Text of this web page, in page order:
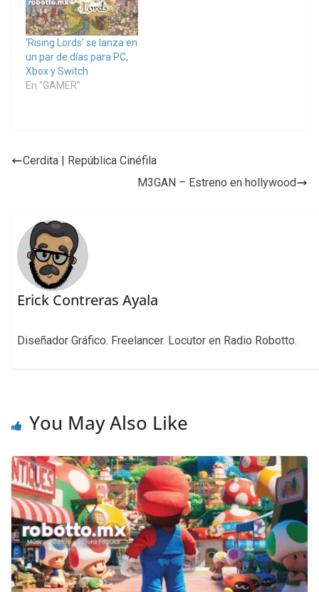
‘Rising Lords’ se lanza en
un par de días para PC,
Xbox y Switch
En "GAMER"
Cerdita | República Cinéfila
M3GAN – Estreno en hollywood
Erick Contreras Ayala
Diseñador Gráfico. Freelancer. Locutor en Radio Robotto.
You May Also Like